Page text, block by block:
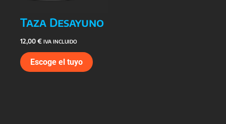
Taza Desayuno
12,00€ IVA INCLUIDO
Escoge el tuyo